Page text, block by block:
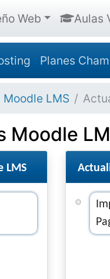
Web Aulas
Planes
Moodle LMS
Moodle
LMS